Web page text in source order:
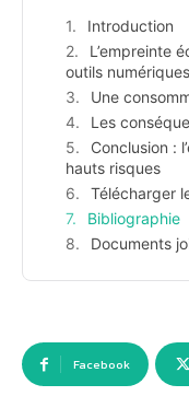
Introduction
L’empreinte
outils numériques
Une
Les
Conclusion :
hauts risques
Télécharger
Bibliographie
Documents
Facebook